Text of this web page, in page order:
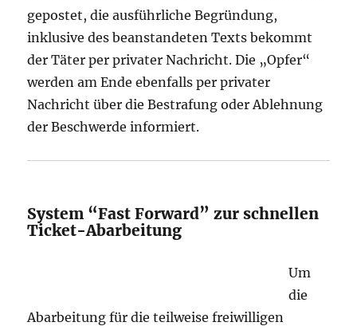
gepostet, die ausführliche Begründung,
inklusive des beanstandeten Texts bekommt
der Täter per privater Nachricht. Die „Opfer“
werden am Ende ebenfalls per privater
Nachricht über die Bestrafung oder Ablehnung
der Beschwerde informiert.
System “Fast Forward” zur schnellen
Ticket-Abarbeitung
Um
die
Abarbeitung für die teilweise freiwilligen